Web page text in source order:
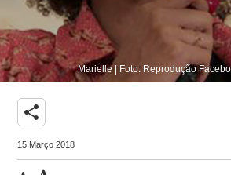
Marielle | Foto: Reprodução
share
15 Março 2018